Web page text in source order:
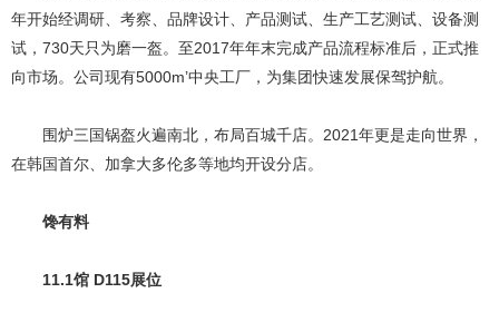
年开始经调研、考察、品牌设计、产品测试、生产工艺测试、设备测
试，730天只为磨一盔。至2017年年末完成产品流程标准后，正式推
向市场。公司现有5000m’中央工厂，为集团快速发展保驾护航。
围炉三国锅盔火遍南北，布局百城千店。2021年更是走向世界，
在韩国首尔、加拿大多伦多等地均开设分店。
馋有料
11.1馆 D115展位